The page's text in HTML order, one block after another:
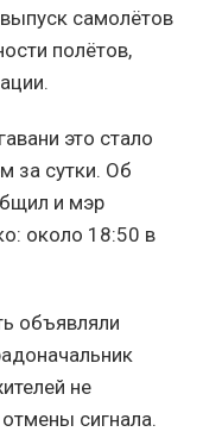
самолётов
полётов,
это стало
за сутки. Об
и мэр
около 18:50 в
объявляли
не
сигнала.